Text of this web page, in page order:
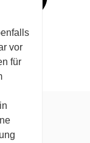
vor
für